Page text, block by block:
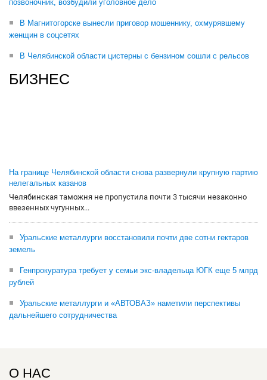
позвоночник, возбудили уголовное дело
В Магнитогорске вынесли приговор мошеннику, охмурявшему
женщин в соцсетях
В Челябинской области цистерны с бензином сошли с рельсов
БИЗНЕС
На границе Челябинской области снова развернули крупную партию
нелегальных казанов
Челябинская таможня не пропустила почти 3 тысячи незаконно
ввезенных чугунных...
Уральские металлурги восстановили почти две сотни гектаров
земель
Генпрокуратура требует у семьи экс-владельца ЮГК еще 5 млрд
рублей
Уральские металлурги и «АВТОВАЗ» наметили перспективы
дальнейшего сотрудничества
О НАС